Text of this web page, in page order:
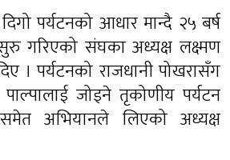
पर्यटनको आधार मान्दै २५ बर्ष
गरिएको संघका अध्यक्ष लक्ष्मण
। पर्यटनको राजधानी पोखरासँग
जोड्ने तृकोणीय पर्यटन
समेत अभियानले लिएको अध्यक्ष